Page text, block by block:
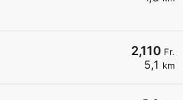
2,110 Fr.
5,1 km